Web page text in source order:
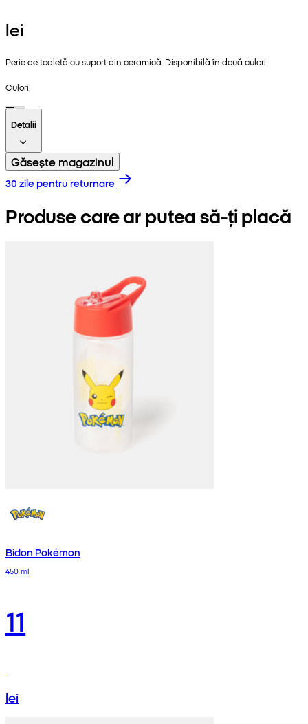
lei
Perie de toaletă cu suport din ceramică. Disponibilă în două culori.
Culori
Detalii
Găsește magazinul
30 zile pentru returnare
Produse care ar putea să-ți placă
Bidon Pokémon
450 ml
11
lei